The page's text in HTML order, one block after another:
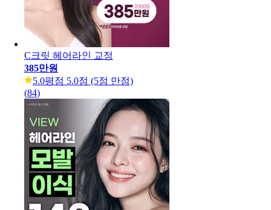
C크릿 헤어라인 교정
385만원
5.0평점 5.0점 (5점 만점)
(84)